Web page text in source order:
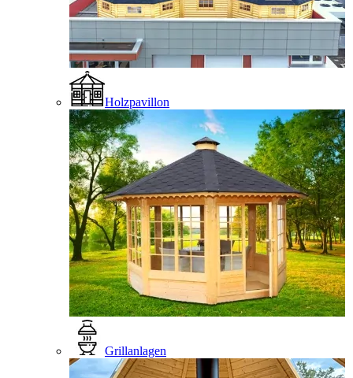
Holzpavillon
Grillanlagen